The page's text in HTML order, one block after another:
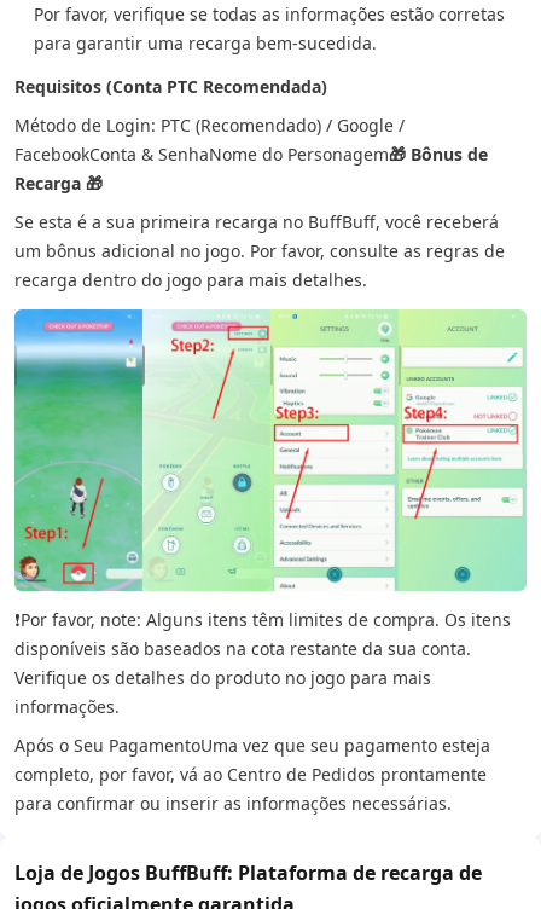
Por favor, verifique se todas as informações estão corretas
para garantir uma recarga bem-sucedida.
Requisitos (Conta PTC Recomendada)
Método de Login: PTC (Recomendado) / Google /
FacebookConta & SenhaNome do Personagem🎁 Bônus de
Recarga 🎁
Se esta é a sua primeira recarga no BuffBuff, você receberá
um bônus adicional no jogo. Por favor, consulte as regras de
recarga dentro do jogo para mais detalhes.
❗Por favor, note: Alguns itens têm limites de compra. Os itens
disponíveis são baseados na cota restante da sua conta.
Verifique os detalhes do produto no jogo para mais
informações.
Após o Seu PagamentoUma vez que seu pagamento esteja
completo, por favor, vá ao Centro de Pedidos prontamente
para confirmar ou inserir as informações necessárias.
Loja de Jogos BuffBuff: Plataforma de recarga de